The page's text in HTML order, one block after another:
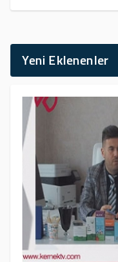
Yeni Eklenenler